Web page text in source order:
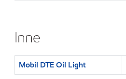
Inne
Mobil DTE Oil Light